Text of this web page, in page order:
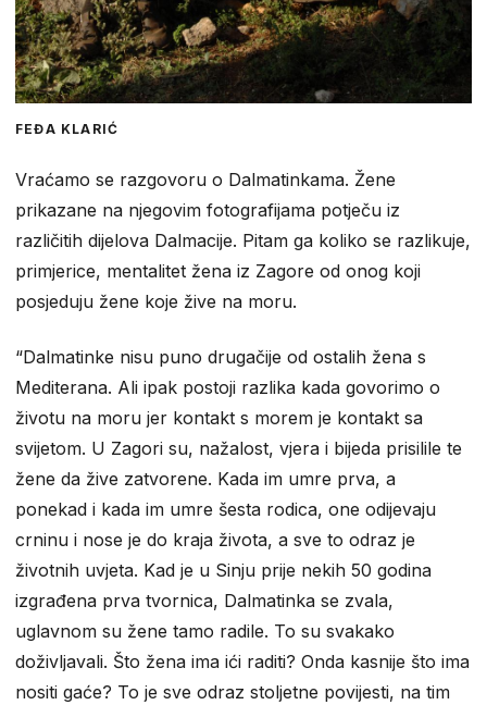
FEĐA KLARIĆ
Vraćamo se razgovoru o Dalmatinkama. Žene
prikazane na njegovim fotografijama potječu iz
različitih dijelova Dalmacije. Pitam ga koliko se razlikuje,
primjerice, mentalitet žena iz Zagore od onog koji
posjeduju žene koje žive na moru.
“Dalmatinke nisu puno drugačije od ostalih žena s
Mediterana. Ali ipak postoji razlika kada govorimo o
životu na moru jer kontakt s morem je kontakt sa
svijetom. U Zagori su, nažalost, vjera i bijeda prisilile te
žene da žive zatvorene. Kada im umre prva, a
ponekad i kada im umre šesta rodica, one odijevaju
crninu i nose je do kraja života, a sve to odraz je
životnih uvjeta. Kad je u Sinju prije nekih 50 godina
izgrađena prva tvornica, Dalmatinka se zvala,
uglavnom su žene tamo radile. To su svakako
doživljavali. Što žena ima ići raditi? Onda kasnije što ima
nositi gaće? To je sve odraz stoljetne povijesti, na tim